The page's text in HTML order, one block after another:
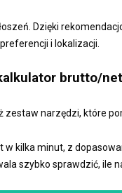
Dzięki
i lokalizacji.
brutto/
zestaw narzędzi, które
kilka minut, z
szybko sprawdzić, ile